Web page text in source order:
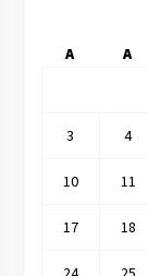
A A
3 4
10 11
17 18